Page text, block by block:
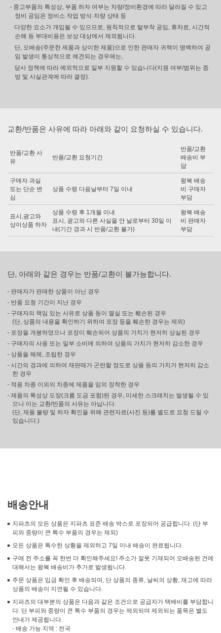
- 중고부품의 특성상, 부품 하자 여부는 차량/정비환경에 따라 달라질 수 있고
정비 공임은 정비소 작업 방식·차량 상태 등
다양한 요소가 개입될 수 있으므로, 원칙적으로 탈부착 공임, 휴차료, 시간적
손해 등 부대비용은 보상 대상에서 제외됩니다.
단, 오배송(주문한 제품과 상이한 제품)으로 인한 판매자 귀책이 명백하여 공
임 발생이 통상적으로 예견되는 경우에는,
당사 정책에 따라 예외적으로 일부 지원할 수 있습니다(지원 여부/범위는 증
빙 및 사실관계에 따라 결정).
교환/반품은 사유에 따라 아래와 같이 요청하실 수 있습니다.
반품/교환 사
유
반품/교환 요청기간
반품/교환
배송비 부
담
구매자 과실
또는 단순 변
심
상품 수령 다음날부터 7일 이내
왕복 배송
비 구매자
부담
표시,광고와
상이상품 하자
상품 수령 후 1개월 이내
표시, 광고와 다른 사실을 안 날로부터 30일 이
내(기간 경과 시 반품/교환 불가)
왕복 배송
비 판매자
부담
단, 아래와 같은 경우는 반품/교환이 불가능합니다.
- 판매자가 판매한 상품이 아닌 경우
- 반품 요청 기간이 지난 경우
- 구매자의 책임 있는 사유로 상품 등이 멸실 또는 훼손된 경우
(단, 상품의 내용을 확인하기 위하여 포장 등을 훼손한 경우는 제외)
- 포장을 개봉하였으나 포장이 훼손되어 상품의 가치가 현저히 상실된 경우
- 구매자의 사용 또는 일부 소비에 의하여 상품의 가치가 현저히 감소한 경우
- 상품을 해체, 조립한 경우
- 시간의 경과에 의하여 재판매가 곤란할 정도로 상품 등의 가치가 현저히 감소
한 경우
- 적용 차종 이외의 차종에 제품을 임의 장착한 경우
- 제품의 특성상 도장(크롬 도금 포함)된 경우, 미세한 스크래치는 발생될 수 있
으나 이는 교환/반품의 사유는 아닙니다.
(단, 제품 불량 및 하자 확인을 위해 관련자료(사진 등)를 별도로 요청 드릴 수
있습니다.)
배송안내
지파츠의 모든 상품은 지파츠 표준 배송 박스로 포장되어 공급합니다. (단 부
피와 중량이 큰 특수 부품의 경우는 제외)
모든 상품은 특수한 상황을 제외하고 7일 이내 배송이 완료됩니다.
구매 전 주소를 꼭 한번 더 확인해주세요! 주소가 잘못 기재되어 오배송된 건에
대해서는 왕복 배송비가 추가로 발생됩니다.
주문 상품은 입금 확인 후 배송되며, 단 상품의 종류, 날씨의 상황, 재고에 따라
상품의 배송이 지연될 수 있습니다.
지파츠의 대부분의 상품은 다음과 같은 조건으로 공급자가 택배비를 부담합니
다. 단 부피와 중량이 큰 특수 부품의 경우는 제외되며 제외되는 품목은 별도
안내가 제공됩니다.
- 배송 가능 지역 : 전국